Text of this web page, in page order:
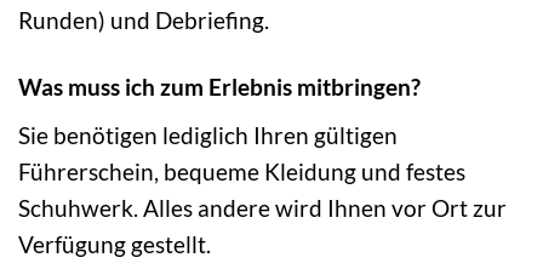
Runden) und Debriefing.
Was muss ich zum Erlebnis mitbringen?
Sie benötigen lediglich Ihren gültigen
Führerschein, bequeme Kleidung und festes
Schuhwerk. Alles andere wird Ihnen vor Ort zur
Verfügung gestellt.